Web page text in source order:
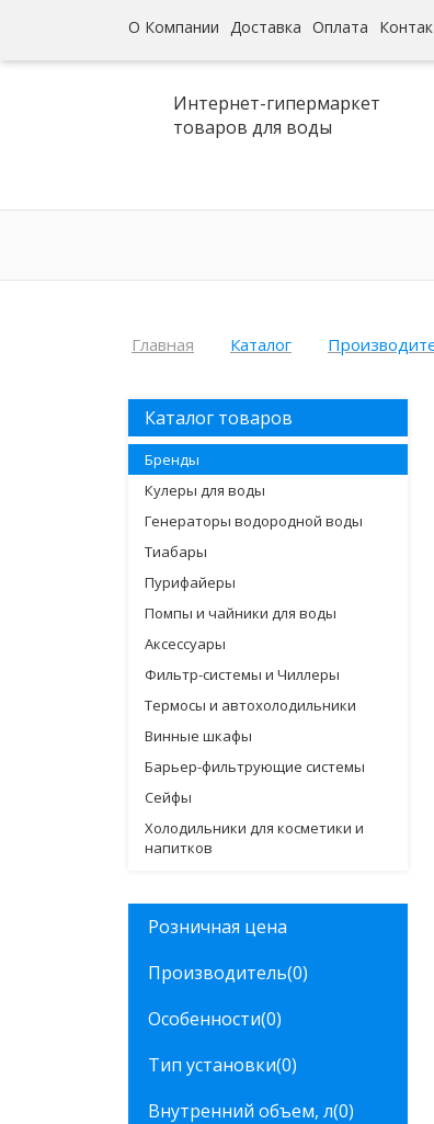
О Компании Доставка Оплата
Интернет-гипермаркет
товаров для воды
Главная Каталог
Каталог товаров
Бренды
Кулеры для воды
Генераторы водородной воды
Тиабары
Пурифайеры
Помпы и чайники для воды
Аксессуары
Фильтр-системы и Чиллеры
Термосы и автохолодильники
Винные шкафы
Барьер-фильтрующие системы
Сейфы
Холодильники для косметики и
напитков
Розничная цена
Производитель(0)
Особенности(0)
Тип установки(0)
Внутренний объем, л(0)